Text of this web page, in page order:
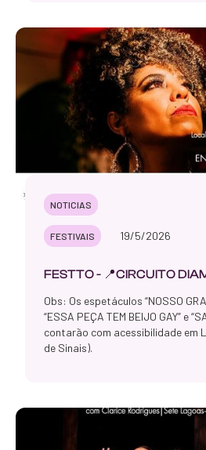
NOTICIAS
FESTIVAIS 19/5/2026
FESTTO - 📍CIRCUITO
Obs: Os espetáculos “NOSSO
“ESSA PEÇA TEM BEIJO GAY” e
contarão com acessibilidade em
de Sinais).